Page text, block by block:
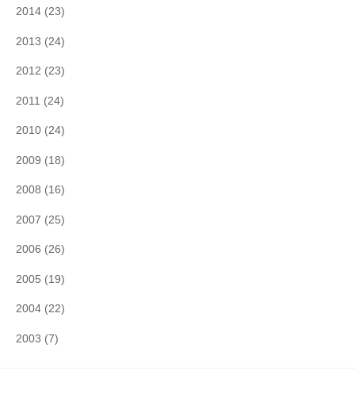
2014 (23)
2013 (24)
2012 (23)
2011 (24)
2010 (24)
2009 (18)
2008 (16)
2007 (25)
2006 (26)
2005 (19)
2004 (22)
2003 (7)